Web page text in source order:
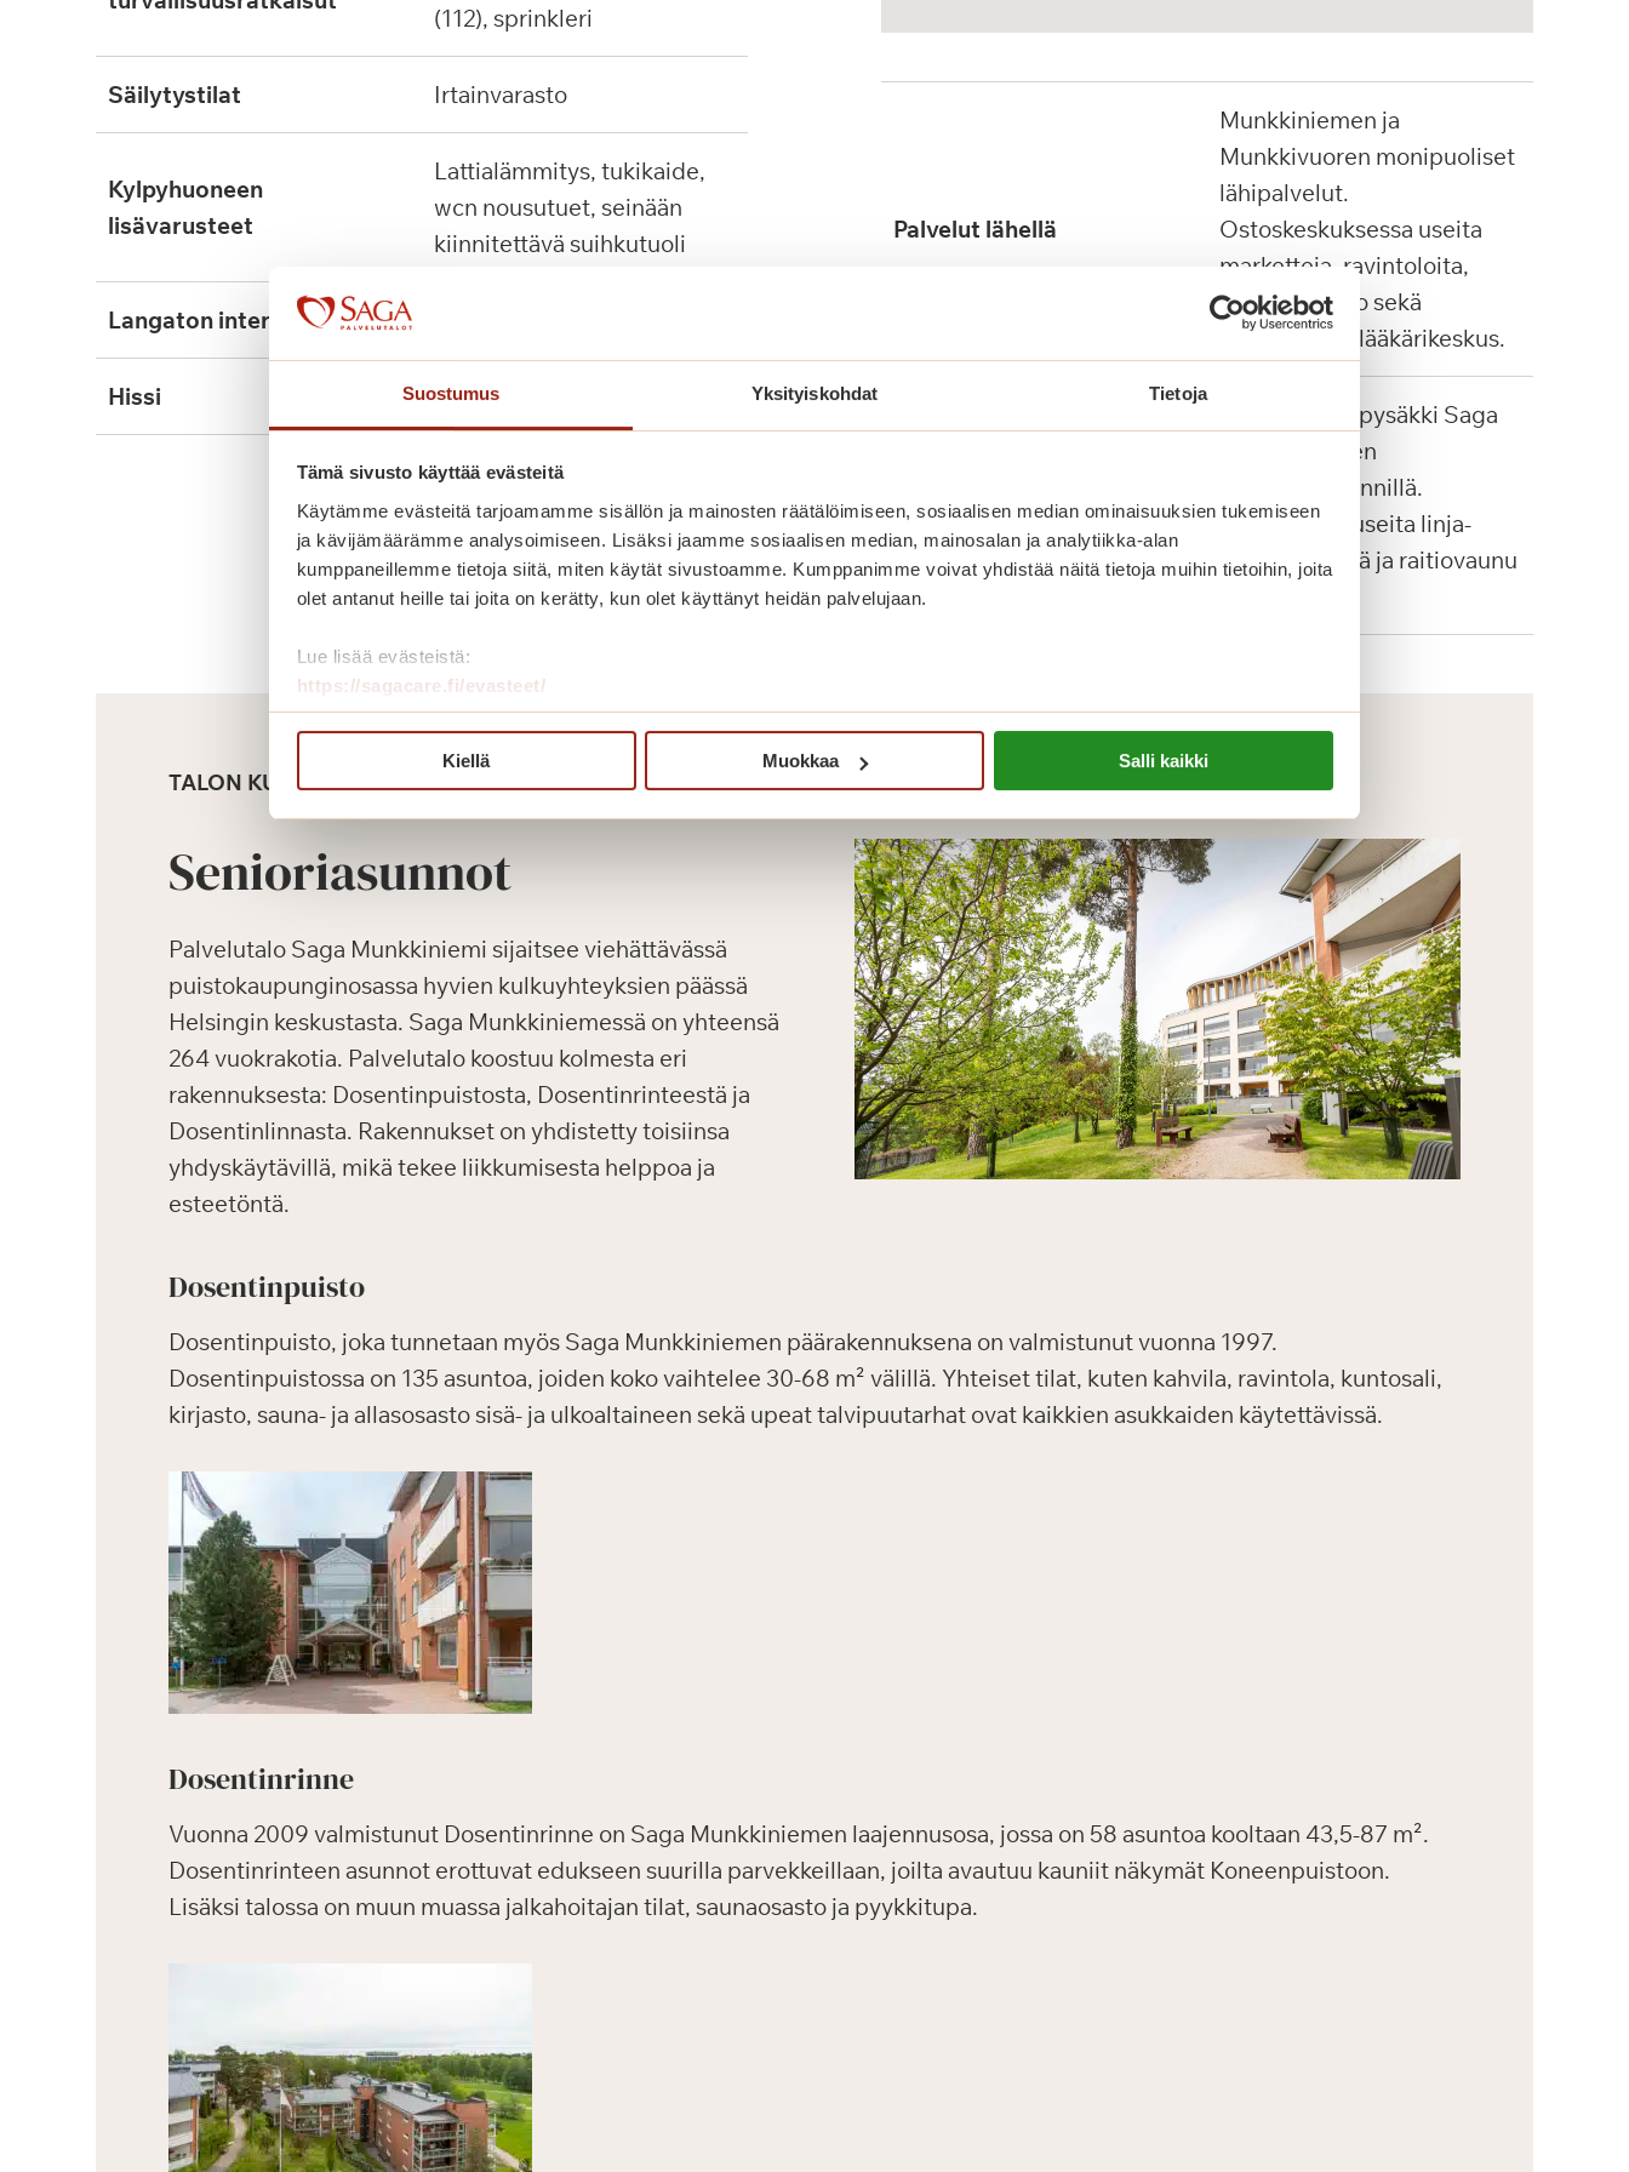
Suostumus Yksityiskohdat Tietoja
Tämä sivusto käyttää evästeitä
Käytämme evästeitä tarjoamamme sisällön ja mainosten räätälöimiseen, sosiaalisen median ominaisuuksien tukemiseen
ja kävijämäärämme analysoimiseen. Lisäksi jaamme sosiaalisen median, mainosalan ja analytiikka-alan
kumppaneillemme tietoja siitä, miten käytät sivustoamme. Kumppanimme voivat yhdistää näitä tietoja muihin tietoihin, joita
olet antanut heille tai joita on kerätty, kun olet käyttänyt heidän palvelujaan.
Lue lisää evästeistä:
https://sagacare.fi/evasteet/
Kiellä Muokkaa Salli kaikki
(112), sprinkleri
säilytystilat irtainvarasto
kylpyhuoneen
lisävarusteet
lattialämmitys, tukikaide,
wcn nousutuet, seinään
kiinnitettävä suihkutuoli
langaton internet
hissi kyllä
Palvelut lähellä
Munkkiniemen ja
Munkkivuoren monipuoliset
lähipalvelut.
Ostoskeskuksessa useita
marketteja, ravintoloita,
apteekki, Alko sekä
Pihjalalinnan lääkärikeskus.
Julkinen liikenne
Palvelulinjan pysäkki Saga
Munkkiniemen
pääsisäänkäynnillä.
Lähialueella useita linja-
autopysäkkejä ja raitiovaunu
TALON KUVAUS
Senioriasunnot
Palvelutalo Saga Munkkiniemi sijaitsee viehättävässä
puistokaupunginosassa hyvien kulkuyhteyksien päässä
Helsingin keskustasta. Saga Munkkiniemessä on yhteensä
264 vuokrakotia. Palvelutalo koostuu kolmesta eri
rakennuksesta: Dosentinpuistosta, Dosentinrinteestä ja
Dosentinlinnasta. Rakennukset on yhdistetty toisiinsa
yhdyskäytävillä, mikä tekee liikkumisesta helppoa ja
esteetöntä.
Dosentinpuisto
Dosentinpuisto, joka tunnetaan myös Saga Munkkiniemen päärakennuksena on valmistunut vuonna 1997.
Dosentinpuistossa on 135 asuntoa, joiden koko vaihtelee 30-68 m² välillä. Yhteiset tilat, kuten kahvila, ravintola, kuntosali,
kirjasto, sauna- ja allasosasto sisä- ja ulkoaltaineen sekä upeat talvipuutarhat ovat kaikkien asukkaiden käytettävissä.
Dosentinrinne
Vuonna 2009 valmistunut Dosentinrinne on Saga Munkkiniemen laajennusosa, jossa on 58 asuntoa kooltaan 43,5-87 m².
Dosentinrinteen asunnot erottuvat edukseen suurilla parvekkeillaan, joilta avautuu kauniit näkymät Koneenpuistoon.
Lisäksi talossa on muun muassa jalkahoitajan tilat, saunaosasto ja pyykkitupa.